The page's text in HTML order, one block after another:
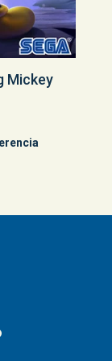
Mickey